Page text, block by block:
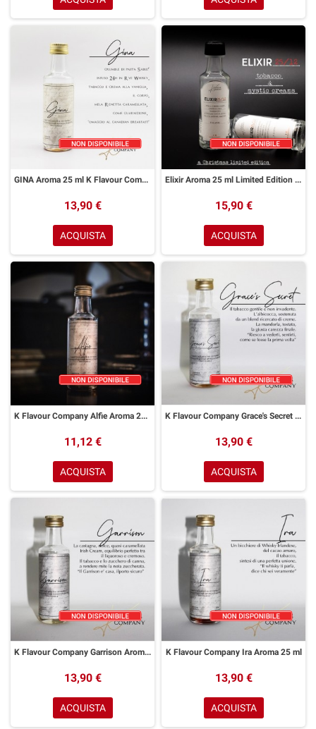
GINA Aroma 25 ml K Flavour Company
13,90 €
ACQUISTA
Elixir Aroma 25 ml Limited Edition K Flavour
15,90 €
ACQUISTA
K Flavour Company Alfie Aroma 25 ml
11,12 €
ACQUISTA
K Flavour Company Grace's Secret Aroma 25 ml
13,90 €
ACQUISTA
K Flavour Company Garrison Aroma 25 ml
13,90 €
ACQUISTA
K Flavour Company Ira Aroma 25 ml
13,90 €
ACQUISTA